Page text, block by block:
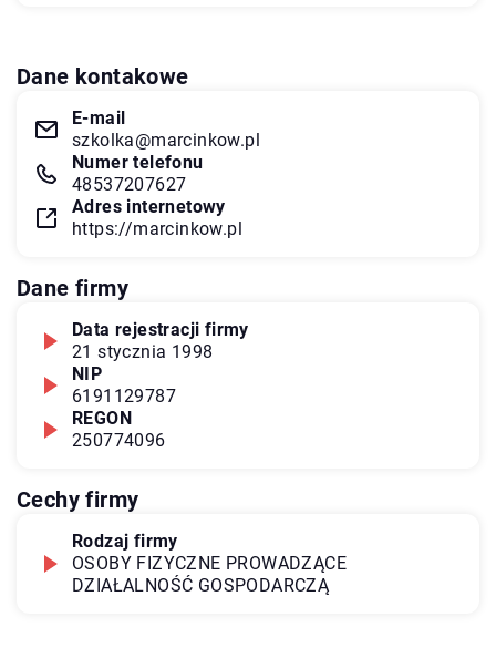
Dane kontakowe
E-mail
szkolka@marcinkow.pl
Numer telefonu
48537207627
Adres internetowy
https://marcinkow.pl
Dane firmy
Data rejestracji firmy
21 stycznia 1998
NIP
6191129787
REGON
250774096
Cechy firmy
Rodzaj firmy
OSOBY FIZYCZNE PROWADZĄCE
DZIAŁALNOŚĆ GOSPODARCZĄ